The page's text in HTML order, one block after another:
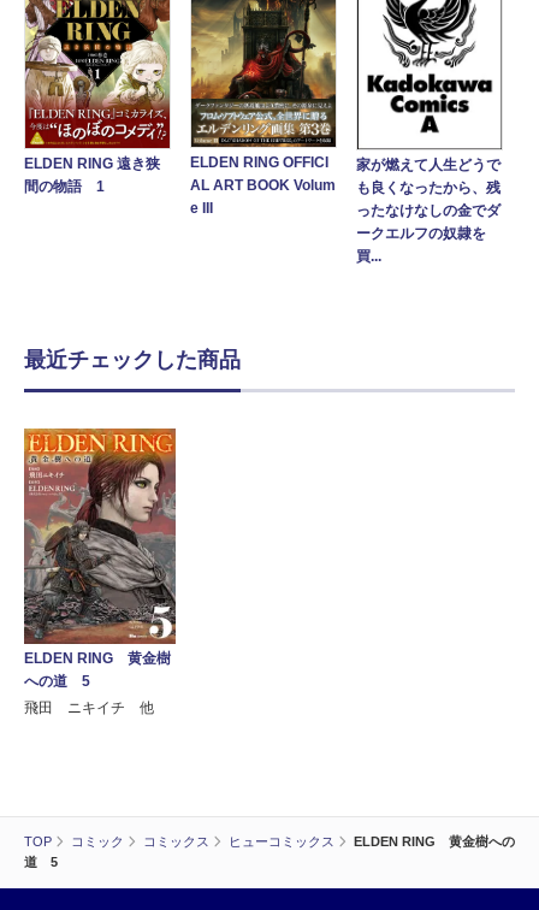
TOP コミック コミックス ヒューコミックス
ELDEN RING 黄金樹への
道 5
ELDEN RING 遠き狭
間の物語 1
ELDEN RING OFFICI
AL ART BOOK Volum
e III
家が燃えて人生どうで
も良くなったから、残
ったなけなしの金でダ
ークエルフの奴隷を
買...
最近チェックした商品
ELDEN RING 黄金樹
への道 5
飛田 ニキイチ 他